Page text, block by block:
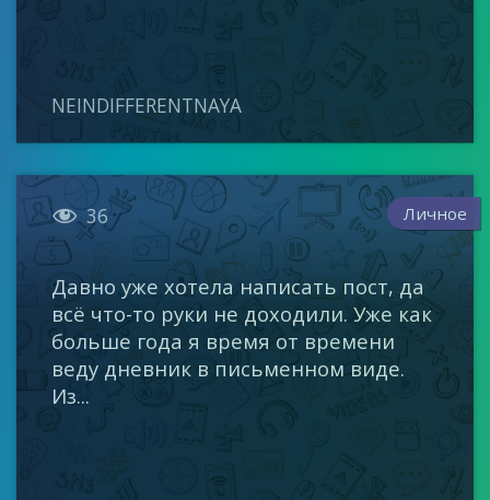
NEINDIFFERENTNAYA
 36 Личное
Давно уже хотела написать пост, да
всё что-то руки не доходили. Уже как
больше года я время от времени
веду дневник в письменном виде.
Из...